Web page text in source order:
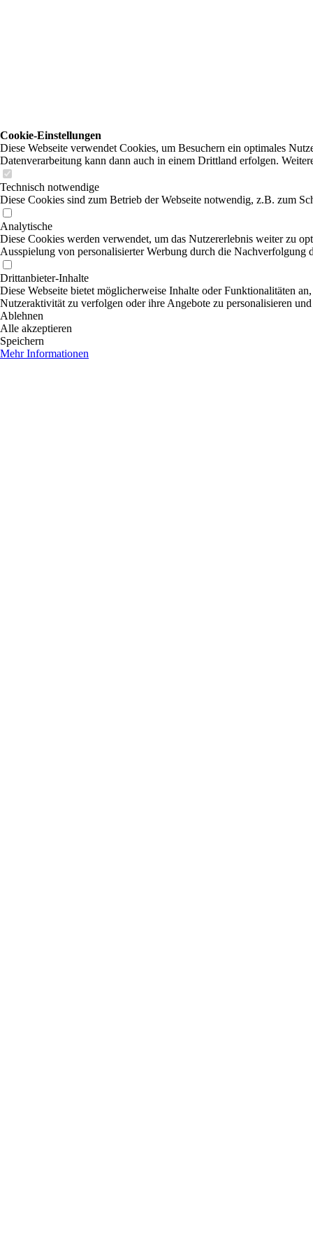
Cookie-Einstellungen
Diese Webseite verwendet Cookies, um Besuchern ein optimales
Datenverarbeitung kann dann auch in einem Drittland erfolgen.
Technisch notwendige
Diese Cookies sind zum Betrieb der Webseite notwendig, z.B. zum
Analytische
Diese Cookies werden verwendet, um das Nutzererlebnis weiter zu
Ausspielung von personalisierter Werbung durch die Nachverfolgung
Drittanbieter-Inhalte
Diese Webseite bietet möglicherweise Inhalte oder Funktionalitäten
Nutzeraktivität zu verfolgen oder ihre Angebote zu personalisieren
Ablehnen
Alle akzeptieren
Speichern
Mehr Informationen